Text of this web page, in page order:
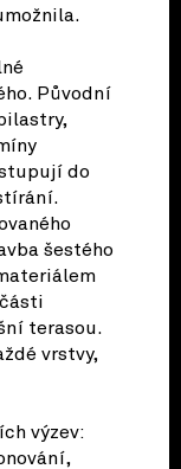
Původní
do
šestého
terasou.
vrstvy,
výzev: